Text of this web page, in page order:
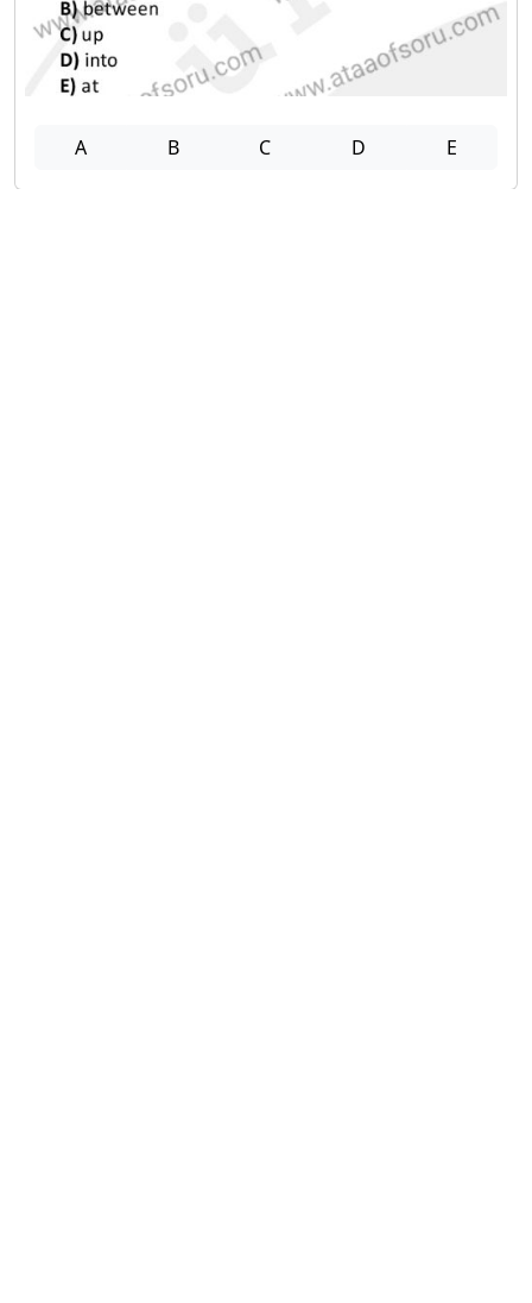
A B C D E